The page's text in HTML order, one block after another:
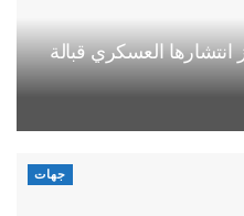
انتشارها العسكري قبالة
جهات